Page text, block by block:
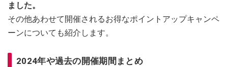
ました。
その他あわせて開催されるお得なポイントアップキャンペ
ーンについても紹介します。
2024年や過去の開催期間まとめ